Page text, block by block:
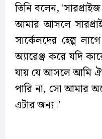
তিনি বলেন,
আমার আসলে
সার্কেলদের হেল্প
অ্যারেঞ্জ করে যদি
যায় যে আসলে আমি
পারি না, সো আমার
এটার জন্য।'